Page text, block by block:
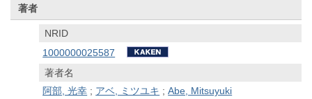
著者
NRID
1000000025587
著者名
阿部, 光幸 ; アベ, ミツユキ ;Abe, Mitsuyuki